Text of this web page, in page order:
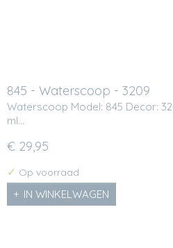
845 - Waterscoop - 3209
Waterscoop Model: 845 Decor:
ml…
€ 29,95
✓ Op voorraad
IN WINKELWAGEN